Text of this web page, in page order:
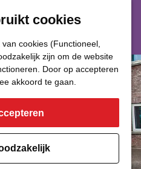
cookies
cookies (Functioneel,
zijn om de website
Door op accepteren
akkoord te gaan.
Restaurant
Eetcafé
Café of Bar
Nachtclub
Cultuur
Bioscoop & Theater
Uitgaan